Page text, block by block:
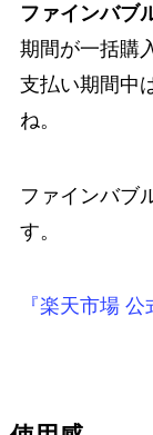
ファインバブ
期間が一括購
支払い期間中
ね。
ファインバブ
す。
『楽天市場 公